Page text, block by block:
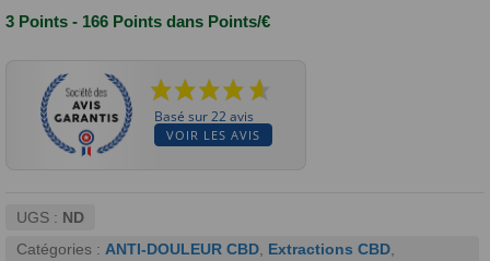
3 Points - 166 Points dans Points/€
Basé sur 22 avis
VOIR LES AVIS
UGS : ND
Catégories : ANTI-DOULEUR CBD Extractions CBD